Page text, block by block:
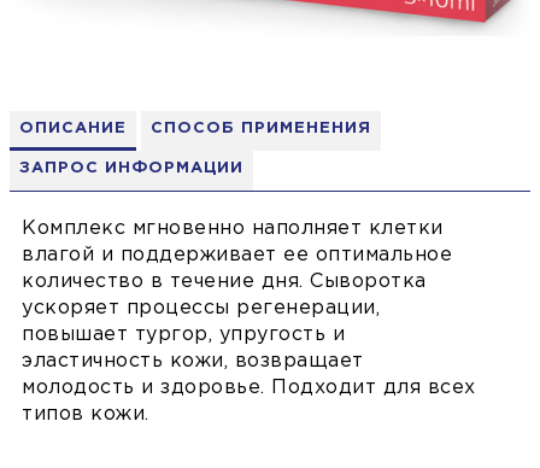
ОПИСАНИЕ СПОСОБ ПРИМЕНЕНИЯ
ЗАПРОС ИНФОРМАЦИИ
Комплекс мгновенно наполняет клетки
влагой и поддерживает ее оптимальное
количество в течение дня. Сыворотка
ускоряет процессы регенерации,
повышает тургор, упругость и
эластичность кожи, возвращает
молодость и здоровье. Подходит для всех
типов кожи.